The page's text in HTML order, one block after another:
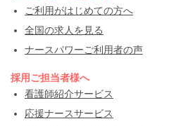
ご利用がはじめての方へ
全国の求人を見る
ナースパワーご利用者の声
採用ご担当者様へ
看護師紹介サービス
応援ナースサービス